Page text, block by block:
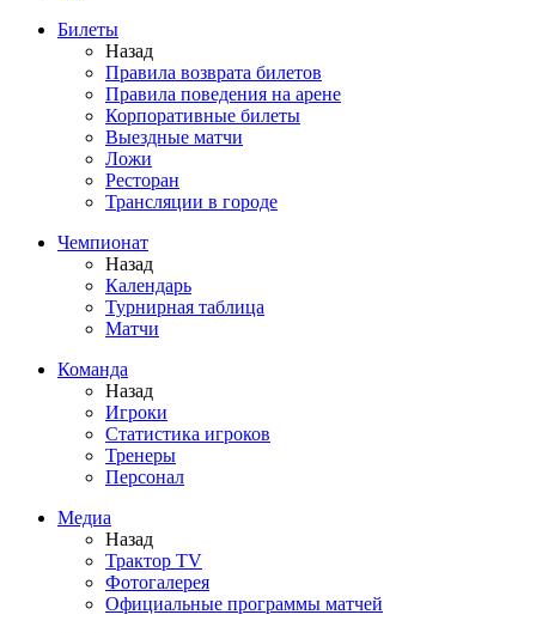
Билеты
Назад
Правила возврата билетов
Правила поведения на арене
Корпоративные билеты
Выездные матчи
Ложи
Ресторан
Трансляции в городе
Чемпионат
Назад
Календарь
Турнирная таблица
Матчи
Команда
Назад
Игроки
Статистика игроков
Тренеры
Персонал
Медиа
Назад
Трактор TV
Фотогалерея
Официальные программы матчей